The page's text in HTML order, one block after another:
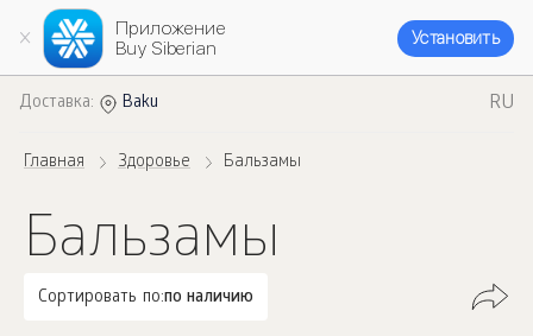
Приложение
Buy Siberian
Установить
Доставка: Baku RU
Главная Здоровье Бальзамы
Бальзамы
Сортировать по:по наличию